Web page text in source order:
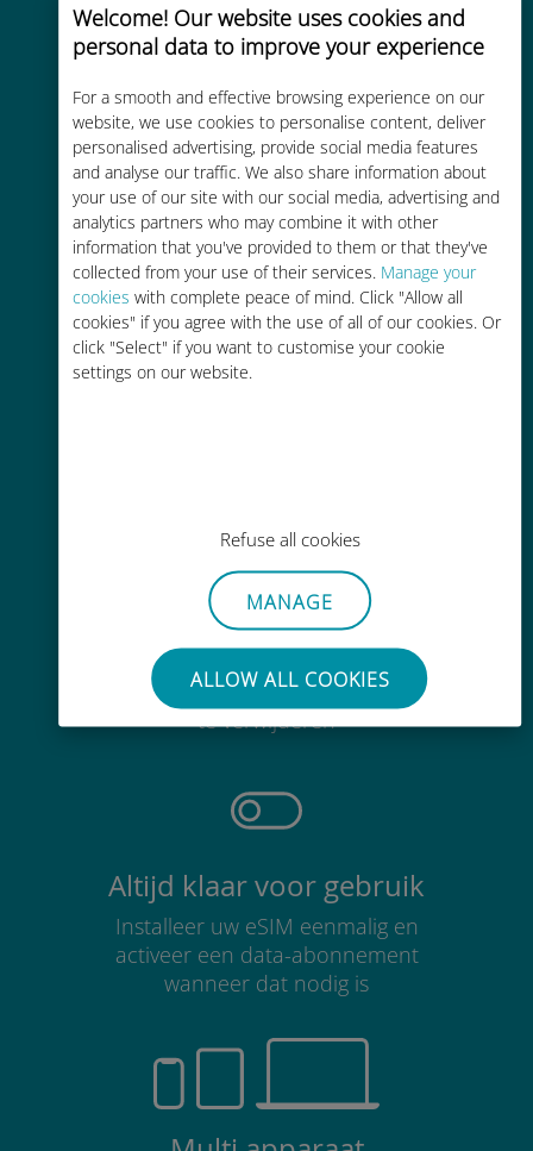
Welcome! Our website uses cookies and
personal data to improve your experience
For a smooth and effective browsing experience on our
website, we use cookies to personalise content, deliver
personalised advertising, provide social media features
and analyse our traffic. We also share information about
your use of our site with our social media, advertising and
analytics partners who may combine it with other
information that you've provided to them or that they've
collected from your use of their services. Manage your
cookies with complete peace of mind. Click "Allow all
cookies" if you agree with the use of all of our cookies. Or
click "Select" if you want to customise your cookie
settings on our website.
Refuse all cookies
MANAGE
ALLOW ALL COOKIES
Kosteneffectief
Tot 90% goedkoper dan
roamingkosten bij je huidige
provider
Moeiteloos
Je hoeft je bestaande simkaart niet
te verwijderen
Altijd klaar voor gebruik
Installeer uw eSIM eenmalig en
activeer een data-abonnement
wanneer dat nodig is